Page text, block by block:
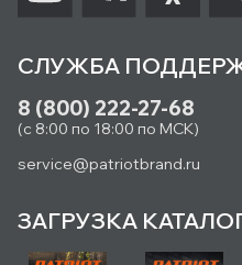
СЛУЖБА
8 (800) 222-27-68
(с 8:00 по 18:00 по МСК)
service@patriotbrand.ru
ЗАГРУЗКА